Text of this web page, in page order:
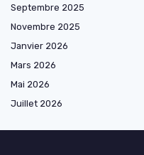
Septembre 2025
Novembre 2025
Janvier 2026
Mars 2026
Mai 2026
Juillet 2026